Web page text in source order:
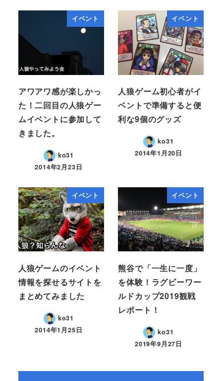
イベント
アワアワ感が楽しかっ
た！二回目の人狼ゲー
ムイベントに参加して
きました。
ko31
2014年2月23日
イベント
人狼ゲーム初心者がイ
ベントで準備すると便
利な9個のグッズ
ko31
2014年1月20日
イベント
人狼ゲームのイベント
情報を探せるサイトを
まとめてみました
ko31
2014年1月25日
イベント
熊谷で「一生に一度」
を体験！ラグビーワー
ルドカップ2019観戦
レポート！
ko31
2019年9月27日